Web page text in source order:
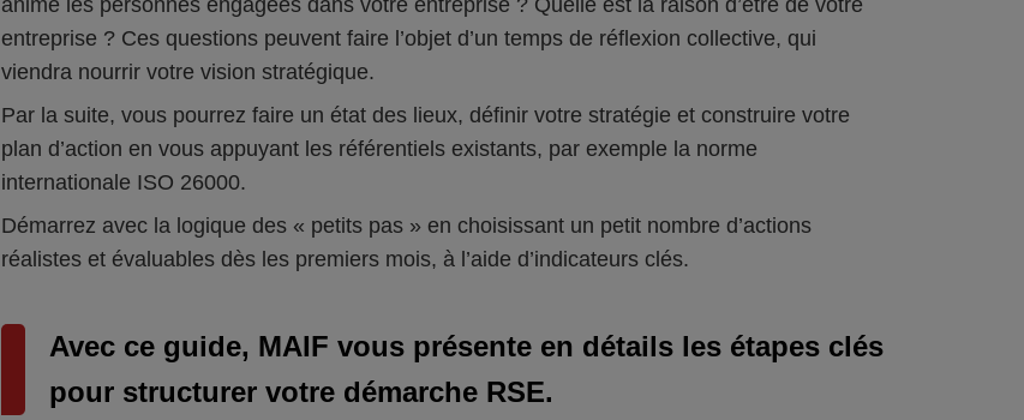
entreprise ? Ces questions peuvent faire l’objet d’un temps de réflexion collective, qui
viendra nourrir votre vision stratégique.
Par la suite, vous pourrez faire un état des lieux, définir votre stratégie et construire votre
plan d’action en vous appuyant les référentiels existants, par exemple la norme
internationale ISO 26000.
Démarrez avec la logique des « petits pas » en choisissant un petit nombre d’actions
réalistes et évaluables dès les premiers mois, à l’aide d’indicateurs clés.
Avec ce guide, MAIF vous présente en détails les étapes clés
pour structurer votre démarche RSE.